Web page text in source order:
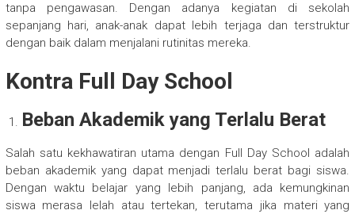
tanpa pengawasan. Dengan adanya kegiatan di sekolah
sepanjang hari, anak-anak dapat lebih terjaga dan terstruktur
dengan baik dalam menjalani rutinitas mereka.
Kontra Full Day School
Beban Akademik yang Terlalu Berat
Salah satu kekhawatiran utama dengan Full Day School adalah
beban akademik yang dapat menjadi terlalu berat bagi siswa.
Dengan waktu belajar yang lebih panjang, ada kemungkinan
siswa merasa lelah atau tertekan, terutama jika materi yang